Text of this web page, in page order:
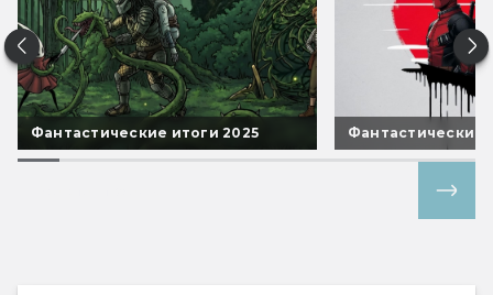
Фантастические итоги 2025 Фантастические